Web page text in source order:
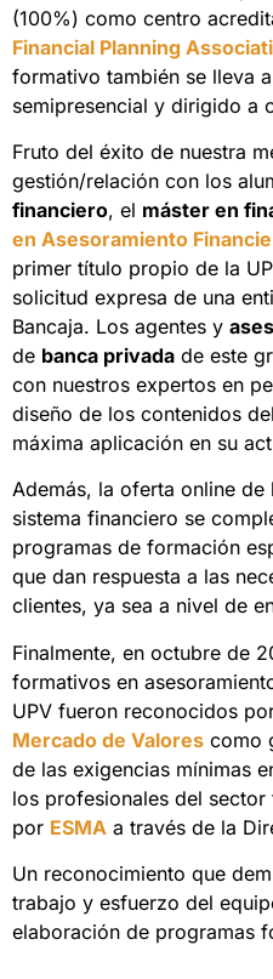
(100%) como centro
Financial Planning
formativo también se lleva
semipresencial y dirigido a
Fruto del éxito de nuestra
gestión/relación con los
financiero, el máster en
en Asesoramiento
primer título propio de la
solicitud expresa de una
Bancaja. Los agentes y
de banca privada de este
con nuestros expertos en
diseño de los contenidos
máxima aplicación en su
Además, la oferta online de
sistema financiero se
programas de formación
que dan respuesta a las
clientes, ya sea a nivel de
Finalmente, en octubre de
formativos en
UPV fueron reconocidos
Mercado de Valores como
de las exigencias mínimas
los profesionales del
por ESMA a través de la
Un reconocimiento que
trabajo y esfuerzo del
elaboración de programas